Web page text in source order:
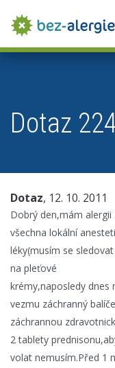
Dotaz
Dotaz, 12. 10. 2011
Dobrý den,mám
všechna lokální
léky(musím se
na pleťové
krémy,naposledy dnes
vezmu záchranný
záchrannou
2 tablety
volat nemusím.Před 1